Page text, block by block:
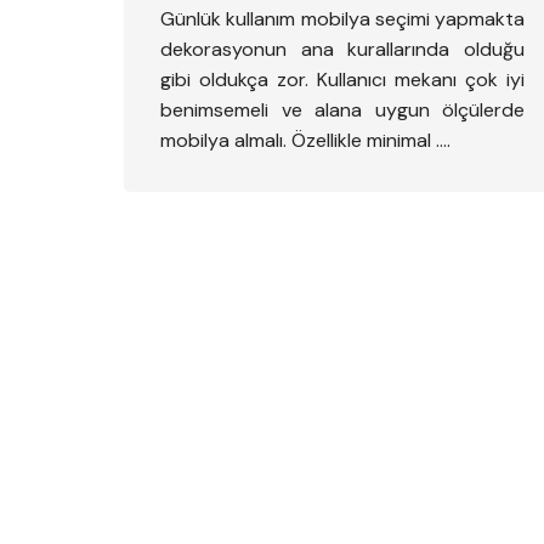
Günlük kullanım mobilya seçimi yapmakta
dekorasyonun ana kurallarında olduğu
gibi oldukça zor. Kullanıcı mekanı çok iyi
benimsemeli ve alana uygun ölçülerde
mobilya almalı. Özellikle minimal ….